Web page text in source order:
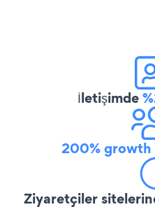
İletişimde
200% growth
Ziyaretçiler